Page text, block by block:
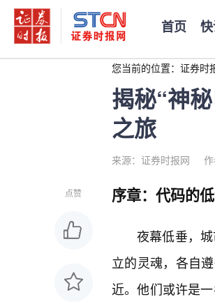
首页
您当前的位置： 证券时
揭秘“神
之旅
来源：证券时报网
点赞 序章：代码的
夜幕低垂，
立的灵魂，各自
近。他们或许是